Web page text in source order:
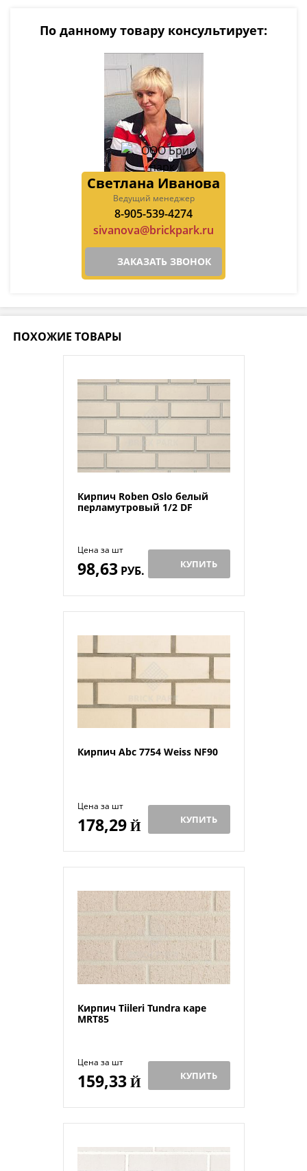
По данному товару консультирует:
Светлана Иванова
Ведущий менеджер
8-905-539-4274
sivanova@brickpark.ru
ЗАКАЗАТЬ ЗВОНОК
ПОХОЖИЕ ТОВАРЫ
Кирпич Roben Oslo белый
перламутровый 1/2 DF
Цена за шт
98,63РУБ. КУПИТЬ
Кирпич Abc 7754 Weiss NF90
Цена за шт
178,29Й КУПИТЬ
Кирпич Tiileri Tundra каре
MRT85
Цена за шт
159,33Й КУПИТЬ